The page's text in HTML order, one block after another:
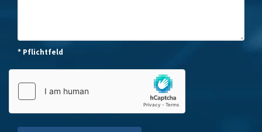
* Pflichtfeld